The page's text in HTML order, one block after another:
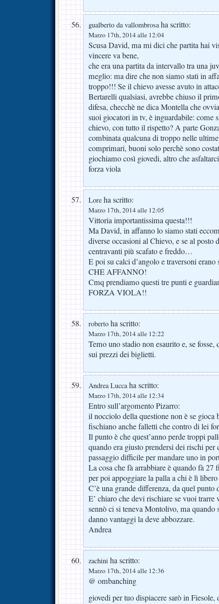
gualberto da vallombrosaha scritto:
Marzo 17th, 2014 alle 12:04
Scusa David, ma mi dici che partita hai
vincere va bene,
che era una partita da intervallo tra una
meglio: ma dire che non siamo stati in
troppo!!! Se il chievo avesse avuto in
Bertarelli qualsiasi, avrebbe chiuso il
difesa, checchè ne dica Montella che
suoi giocatori in tv, è inguardabile: come
chievo, con tutto il rispetto? A parte
combinata qualcuna di troppo nelle
comprimari, buoni solo perchè sono
giochiamo così giovedi, altro che
forza viola
Lore ha scritto:
Marzo 17th, 2014 alle 12:05
Vittoria importantissima questa!!!
Ma David, in affanno lo siamo stati
diverse occasioni al Chievo, e se al posto
centravanti più scafato e freddo…
E poi su calci d’angolo e traversoni
CHE AFFANNO!
Cmq prendiamo questi tre punti e
FORZA VIOLA!!
roberto ha scritto:
Marzo 17th, 2014 alle 12:22
Temo uno stadio non esaurito e, se
sui prezzi dei biglietti.
Andrea Luccaha scritto:
Marzo 17th, 2014 alle 12:34
Entro sull’argomento Pizarro:
il nocciolo della questione non è se gioca
fischiano anche falletti che contro di lei
Il punto è che quest’anno perde troppi
quando era giusto prendersi dei rischi per
passaggio difficile per mandare uno in
La cosa che fà arrabbiare è quando fà 27
per poi appoggiare la palla a chi è lì
C’è una grande differenza, da quel
E’ chiaro che devi rischiare se vuoi trarre
sennò ci si teneva Montolivo, ma
danno vantaggi la deve abbozzare.
Andrea
zachini ha scritto:
Marzo 17th, 2014 alle 12:36
@ ombanching
giovedi per tuo dispiacere sarò in